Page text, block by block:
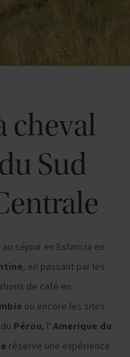
cheval
Sud
au séjour en Estancia en
, en passant par les
de café en
ou encore les sites
Pérou, l' Amerique du
réserve une expérience